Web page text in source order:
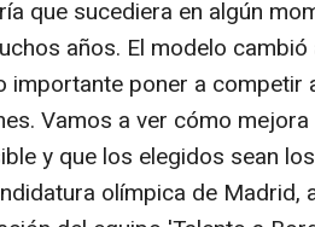
que sucediera en algún
años. El modelo
importante poner a competir
Vamos a ver cómo
y que los elegidos sean
olímpica de Madrid,